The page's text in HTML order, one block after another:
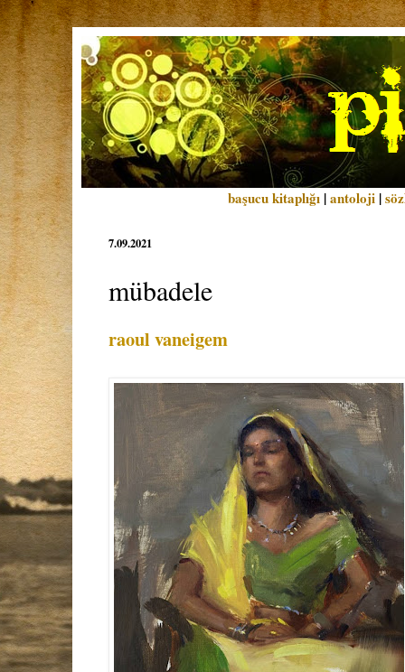
başucu kitaplığı |antoloji |
7.09.2021
mübadele
raoul vaneigem